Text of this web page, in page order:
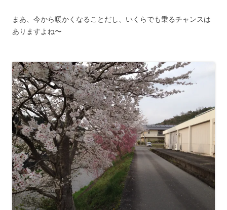
まあ、今から暖かくなることだし、いくらでも乗るチャンスは
ありますよね〜